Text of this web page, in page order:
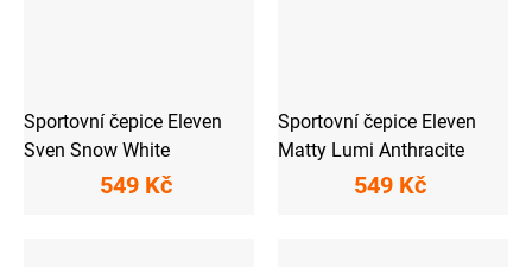
Sportovní čepice Eleven
Sven Snow White
549 Kč
Sportovní čepice Eleven
Matty Lumi Anthracite
549 Kč